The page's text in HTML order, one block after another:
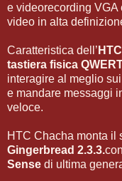
e videorecording
video in alta
Caratteristica dell’
tastiera fisica
interagire al meglio
e mandare messaggi
veloce.
HTC Chacha monta il
Gingerbread 2.3.3.
Sense di ultima